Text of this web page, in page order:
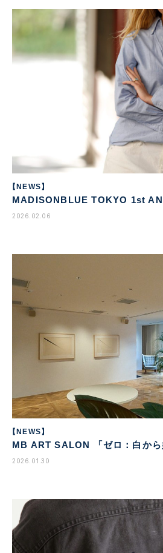
【NEWS】
MADISONBLUE TOKYO 1st
2026.02.06
【NEWS】
MB ART SALON 「ゼロ：白から
2026.01.30